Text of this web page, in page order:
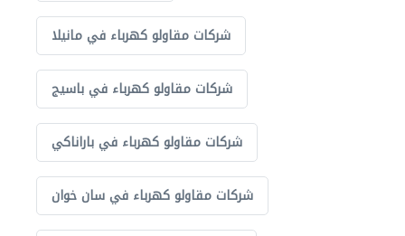
شركات مقاولو كهرباء في مانيلا
شركات مقاولو كهرباء في باسيج
شركات مقاولو كهرباء في باراناكي
شركات مقاولو كهرباء في سان خوان